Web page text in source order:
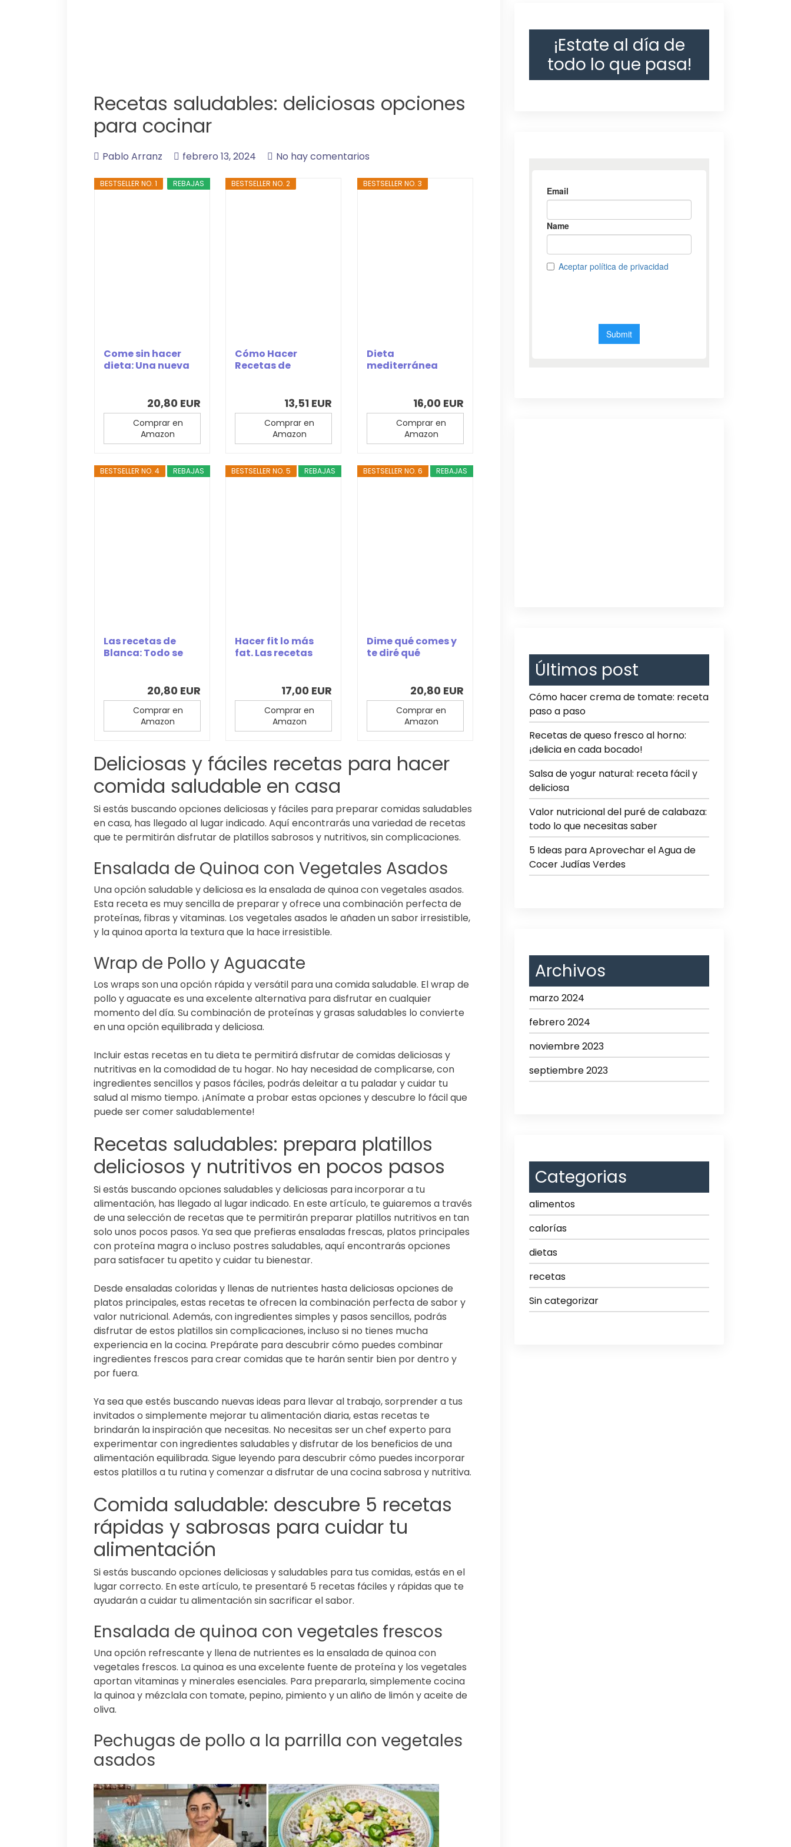
Recetas saludables: deliciosas opciones
para cocinar
Pablo Arranz febrero 13, 2024 No hay comentarios
REBAJAS
BESTSELLER NO. 1
Come sin hacer
dieta: Una nueva
20,80 EUR
Comprar en
Amazon
BESTSELLER NO. 2
Cómo Hacer
Recetas de
13,51 EUR
Comprar en
Amazon
BESTSELLER NO. 3
Dieta
mediterránea
16,00 EUR
Comprar en
Amazon
REBAJAS
BESTSELLER NO. 4
Las recetas de
Blanca: Todo se
20,80 EUR
Comprar en
Amazon
REBAJAS
BESTSELLER NO. 5
Hacer fit lo más
fat. Las recetas
17,00 EUR
Comprar en
Amazon
REBAJAS
BESTSELLER NO. 6
Dime qué comes y
te diré qué
20,80 EUR
Comprar en
Amazon
Deliciosas y fáciles recetas para hacer
comida saludable en casa
Si estás buscando opciones deliciosas y fáciles para preparar comidas saludables
en casa, has llegado al lugar indicado. Aquí encontrarás una variedad de recetas
que te permitirán disfrutar de platillos sabrosos y nutritivos, sin complicaciones.
Ensalada de Quinoa con Vegetales Asados
Una opción saludable y deliciosa es la ensalada de quinoa con vegetales asados.
Esta receta es muy sencilla de preparar y ofrece una combinación perfecta de
proteínas, fibras y vitaminas. Los vegetales asados le añaden un sabor irresistible,
y la quinoa aporta la textura que la hace irresistible.
Wrap de Pollo y Aguacate
Los wraps son una opción rápida y versátil para una comida saludable. El wrap de
pollo y aguacate es una excelente alternativa para disfrutar en cualquier
momento del día. Su combinación de proteínas y grasas saludables lo convierte
en una opción equilibrada y deliciosa.
Incluir estas recetas en tu dieta te permitirá disfrutar de comidas deliciosas y
nutritivas en la comodidad de tu hogar. No hay necesidad de complicarse, con
ingredientes sencillos y pasos fáciles, podrás deleitar a tu paladar y cuidar tu
salud al mismo tiempo. ¡Anímate a probar estas opciones y descubre lo fácil que
puede ser comer saludablemente!
Recetas saludables: prepara platillos
deliciosos y nutritivos en pocos pasos
Si estás buscando opciones saludables y deliciosas para incorporar a tu
alimentación, has llegado al lugar indicado. En este artículo, te guiaremos a través
de una selección de recetas que te permitirán preparar platillos nutritivos en tan
solo unos pocos pasos. Ya sea que prefieras ensaladas frescas, platos principales
con proteína magra o incluso postres saludables, aquí encontrarás opciones
para satisfacer tu apetito y cuidar tu bienestar.
Desde ensaladas coloridas y llenas de nutrientes hasta deliciosas opciones de
platos principales, estas recetas te ofrecen la combinación perfecta de sabor y
valor nutricional. Además, con ingredientes simples y pasos sencillos, podrás
disfrutar de estos platillos sin complicaciones, incluso si no tienes mucha
experiencia en la cocina. Prepárate para descubrir cómo puedes combinar
ingredientes frescos para crear comidas que te harán sentir bien por dentro y
por fuera.
Ya sea que estés buscando nuevas ideas para llevar al trabajo, sorprender a tus
invitados o simplemente mejorar tu alimentación diaria, estas recetas te
brindarán la inspiración que necesitas. No necesitas ser un chef experto para
experimentar con ingredientes saludables y disfrutar de los beneficios de una
alimentación equilibrada. Sigue leyendo para descubrir cómo puedes incorporar
estos platillos a tu rutina y comenzar a disfrutar de una cocina sabrosa y nutritiva.
Comida saludable: descubre 5 recetas
rápidas y sabrosas para cuidar tu
alimentación
Si estás buscando opciones deliciosas y saludables para tus comidas, estás en el
lugar correcto. En este artículo, te presentaré 5 recetas fáciles y rápidas que te
ayudarán a cuidar tu alimentación sin sacrificar el sabor.
Ensalada de quinoa con vegetales frescos
Una opción refrescante y llena de nutrientes es la ensalada de quinoa con
vegetales frescos. La quinoa es una excelente fuente de proteína y los vegetales
aportan vitaminas y minerales esenciales. Para prepararla, simplemente cocina
la quinoa y mézclala con tomate, pepino, pimiento y un aliño de limón y aceite de
oliva.
Pechugas de pollo a la parrilla con vegetales
asados
¡Estate al día de
todo lo que pasa!
Últimos post
Cómo hacer crema de tomate: receta
paso a paso
Recetas de queso fresco al horno:
¡delicia en cada bocado!
Salsa de yogur natural: receta fácil y
deliciosa
Valor nutricional del puré de calabaza:
todo lo que necesitas saber
5 Ideas para Aprovechar el Agua de
Cocer Judías Verdes
Archivos
marzo 2024
febrero 2024
noviembre 2023
septiembre 2023
Categorias
alimentos
calorías
dietas
recetas
Sin categorizar